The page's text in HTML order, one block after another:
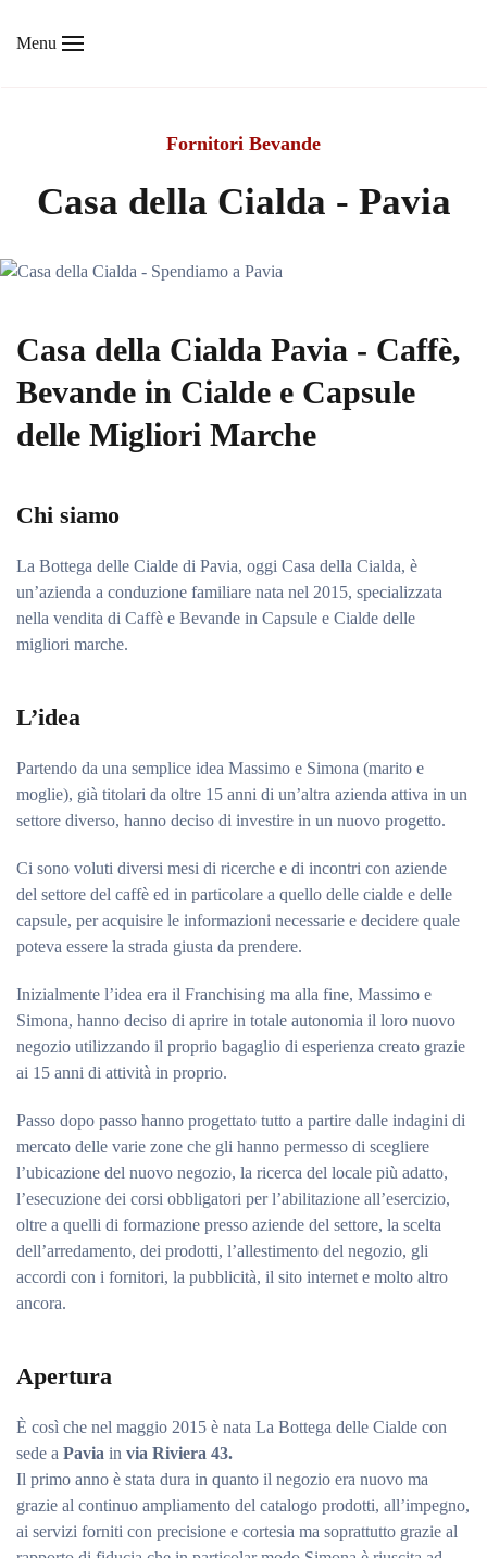
Menu
Fornitori Bevande
Casa della Cialda - Pavia
Casa della Cialda Pavia - Caffè,
Bevande in Cialde e Capsule
delle Migliori Marche
Chi siamo
La Bottega delle Cialde di Pavia, oggi Casa della Cialda, è
un’azienda a conduzione familiare nata nel 2015, specializzata
nella vendita di Caffè e Bevande in Capsule e Cialde delle
migliori marche.
L’idea
Partendo da una semplice idea Massimo e Simona (marito e
moglie), già titolari da oltre 15 anni di un’altra azienda attiva in un
settore diverso, hanno deciso di investire in un nuovo progetto.
Ci sono voluti diversi mesi di ricerche e di incontri con aziende
del settore del caffè ed in particolare a quello delle cialde e delle
capsule, per acquisire le informazioni necessarie e decidere quale
poteva essere la strada giusta da prendere.
Inizialmente l’idea era il Franchising ma alla fine, Massimo e
Simona, hanno deciso di aprire in totale autonomia il loro nuovo
negozio utilizzando il proprio bagaglio di esperienza creato grazie
ai 15 anni di attività in proprio.
Passo dopo passo hanno progettato tutto a partire dalle indagini di
mercato delle varie zone che gli hanno permesso di scegliere
l’ubicazione del nuovo negozio, la ricerca del locale più adatto,
l’esecuzione dei corsi obbligatori per l’abilitazione all’esercizio,
oltre a quelli di formazione presso aziende del settore, la scelta
dell’arredamento, dei prodotti, l’allestimento del negozio, gli
accordi con i fornitori, la pubblicità, il sito internet e molto altro
ancora.
Apertura
È così che nel maggio 2015 è nata La Bottega delle Cialde con
sede a Pavia in via Riviera 43.
Il primo anno è stata dura in quanto il negozio era nuovo ma
grazie al continuo ampliamento del catalogo prodotti, all’impegno,
ai servizi forniti con precisione e cortesia ma soprattutto grazie al